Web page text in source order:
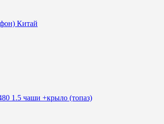
Китай
1.5 чаши +крыло (топаз)